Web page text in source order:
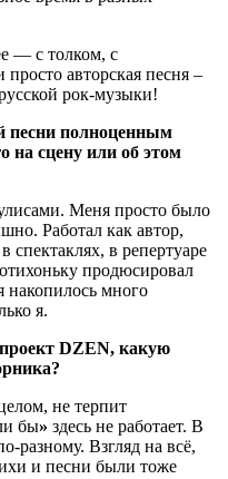
— с толком, с
авторская песня –
рок-музыки!
песни полноценным
на сцену или об этом
Меня просто было
Работал как автор,
спектаклях, в репертуаре
продюсировал
накопилось много
я.
DZEN, какую
не терпит
бы» здесь не работает. В
разному. Взгляд на всё,
и песни были тоже